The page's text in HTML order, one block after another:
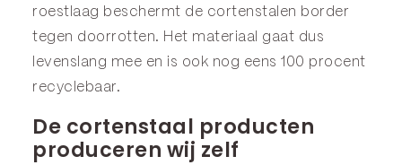
roestlaag beschermt de cortenstalen border
tegen doorrotten. Het materiaal gaat dus
levenslang mee en is ook nog eens 100 procent
recyclebaar.
De cortenstaal producten
produceren wij zelf